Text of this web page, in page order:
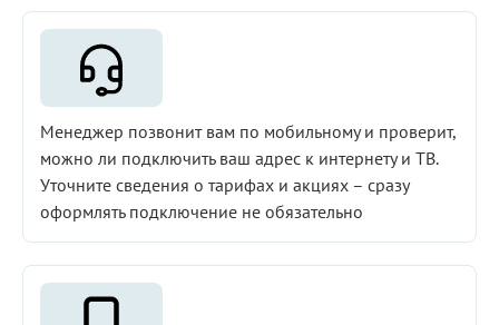
Менеджер позвонит вам по мобильному и проверит,
можно ли подключить ваш адрес к интернету и ТВ.
Уточните сведения о тарифах и акциях – сразу
оформлять подключение не обязательно